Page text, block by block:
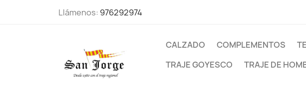
Llámenos: 976292974
CALZADO COMPLEMENTOS
TRAJE GOYESCO
TRAJE DE